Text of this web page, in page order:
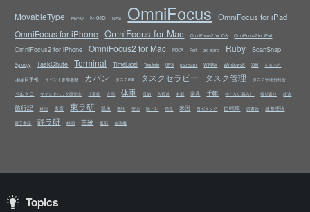
MovableType MVNO N-04D NAS OmniFocus OmniFocus for iPad
OmniFocus for iPhone OmniFocus for Mac OmniFocus2 for iOS OmniFocus2 for iPad
OmniFocus2 for iPhone OmniFocus2 for Mac PDCA Perl prc-ecma Ruby ScanSnap
Synology TaskChute Terminal TimeLabel Toodledo UPS ustream WiMAX Windows8 X60 するぷろ
ほぼ日手帳 イベント参加履歴 カバン タスクBar タスクセラピー タスク管理 タスク管理分科会
ベルクロ マインドハック研究会 仕事術 企画 体重 収納 合気道 名刺 家具 手帳 持たない暮らし 振り返り 改造
旅行記 日記 書斎 東ラ研 温泉 無印 登山 筋トレ 箱根 米国 自宅ラック 自転車 読書術 超整理法
電子書籍 静ラ研 静岡 革靴 風邪 食洗機
Topics